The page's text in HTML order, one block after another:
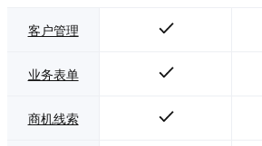
客户管理
业务表单
商机线索